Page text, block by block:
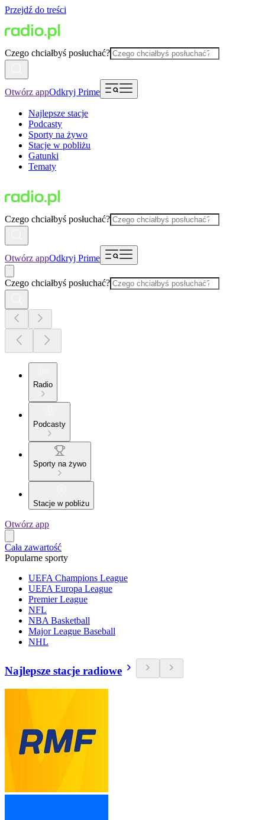
Przejdź do treści
Czego chciałbyś posłuchać?
Otwórz appOdkryj Prime
Najlepsze stacje
Podcasty
Sporty na żywo
Stacje w pobliżu
Gatunki
Tematy
Czego chciałbyś posłuchać?
Otwórz appOdkryj Prime
Czego chciałbyś posłuchać?
Radio
Podcasty
Sporty na żywo
Stacje w pobliżu
Otwórz app
Cała zawartość
Popularne sporty
UEFA Champions League
UEFA Europa League
Premier League
NFL
NBA Basketball
Major League Baseball
NHL
Najlepsze stacje radiowe